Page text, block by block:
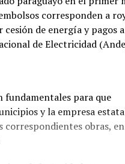
corresponden a
de energía y pagos
de Electricidad
fundamentales para que
y la empresa
correspondientes obras,